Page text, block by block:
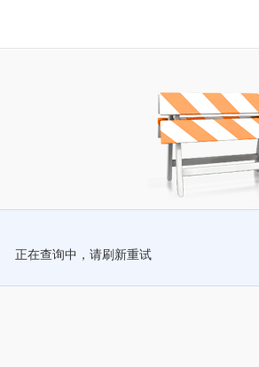
正在查询中，请刷新重试